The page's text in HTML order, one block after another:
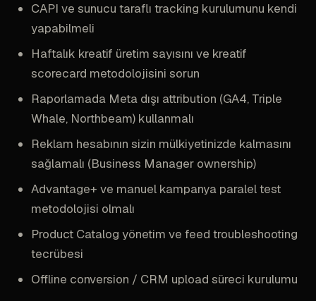
CAPI ve sunucu taraflı tracking kurulumunu kendi
yapabilmeli
Haftalık kreatif üretim sayısını ve kreatif
scorecard metodolojisini sorun
Raporlamada Meta dışı attribution (GA4, Triple
Whale, Northbeam) kullanmalı
Reklam hesabının sizin mülkiyetinizde kalmasını
sağlamalı (Business Manager ownership)
Advantage+ ve manuel kampanya paralel test
metodolojisi olmalı
Product Catalog yönetim ve feed troubleshooting
tecrübesi
Offline conversion / CRM upload süreci kurulumu